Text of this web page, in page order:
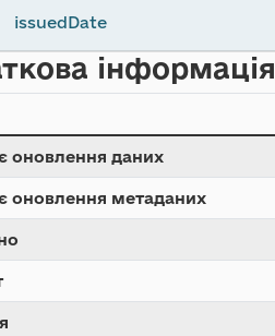
issuedDate
інформація
оновлення даних
оновлення метаданих